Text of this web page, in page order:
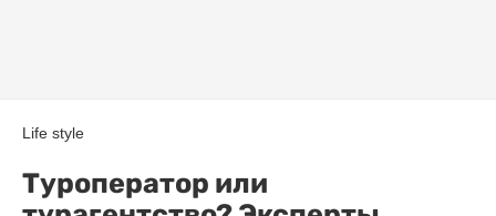
Life style
Туроператор или